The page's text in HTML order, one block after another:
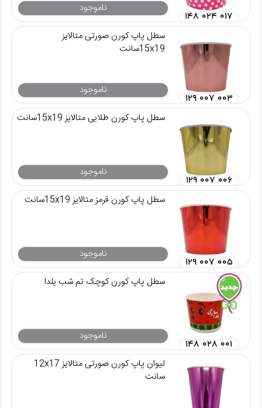
ناموجود
۱۴۸ ۰۲۴ ۰۱۷
سطل پاپ کورن صورتی متالایز
15x19سانت
ناموجود
۱۲۹ ۰۰۷ ۰۰۳
سطل پاپ کورن طلایی متالایز 15x19سانت
ناموجود
۱۲۹ ۰۰۷ ۰۰۶
سطل پاپ کورن قرمز متالایز 15x19سانت
ناموجود
۱۲۹ ۰۰۷ ۰۰۵
سطل پاپ کورن کوچک تم شب یلدا
ناموجود
۱۴۸ ۰۲۸ ۰۰۱
لیوان پاپ کورن صورتی متالایز 12x17
سانت